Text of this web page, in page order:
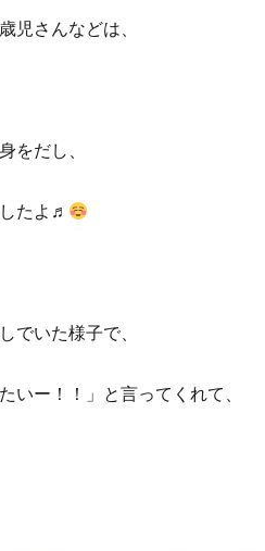
児さんなどは、
をだし、
たよ♬
でいた様子で、
いー！！」と言ってくれて、